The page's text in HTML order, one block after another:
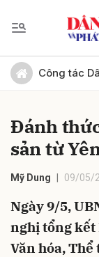
Công tác
Đánh
sản từ
Mỹ Dung 09/05/
Ngày 9/5,
nghị tổng kết
Văn hóa,
Gửi bình luận